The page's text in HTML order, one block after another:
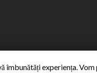
© 2020
experiența.